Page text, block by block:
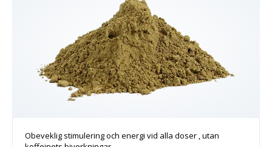
Obeveklig stimulering och energi vid alla doser , utan